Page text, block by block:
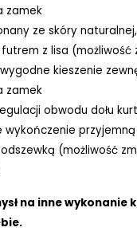
zamek
ze skóry
z lisa (możliwość
kieszenie
zamek
obwodu dołu
wykończenie
(możliwość
na inne wykonanie